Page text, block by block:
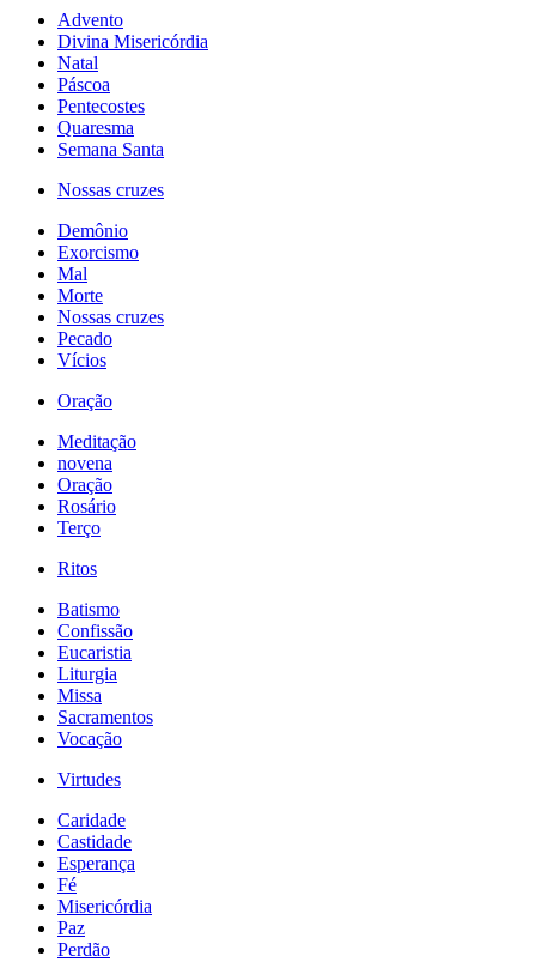
Advento
Divina Misericórdia
Natal
Páscoa
Pentecostes
Quaresma
Semana Santa
Nossas cruzes
Demônio
Exorcismo
Mal
Morte
Nossas cruzes
Pecado
Vícios
Oração
Meditação
novena
Oração
Rosário
Terço
Ritos
Batismo
Confissão
Eucaristia
Liturgia
Missa
Sacramentos
Vocação
Virtudes
Caridade
Castidade
Esperança
Fé
Misericórdia
Paz
Perdão